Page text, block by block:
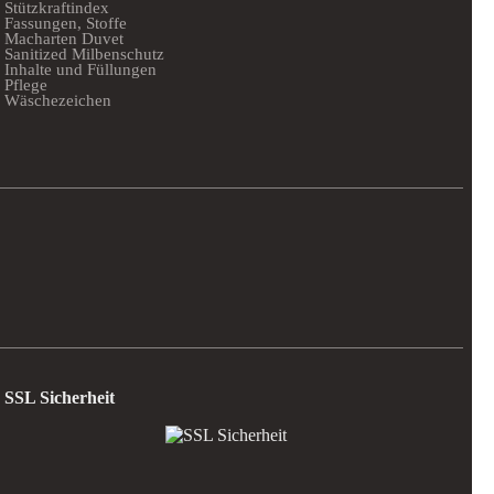
Stützkraftindex
Fassungen, Stoffe
Macharten Duvet
Sanitized Milbenschutz
Inhalte und Füllungen
Pflege
Wäschezeichen
SSL Sicherheit